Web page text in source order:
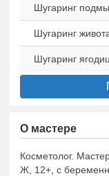
Шугаринг
Шугаринг
Шугаринг ягодиц
О мастере
Косметолог.
Ж, 12+, с